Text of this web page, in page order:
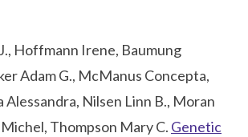
Hoffmann Irene, Baumung
Adam G., McManus Concepta,
Alessandra, Nilsen Linn B., Moran
Thompson Mary C. Genetic